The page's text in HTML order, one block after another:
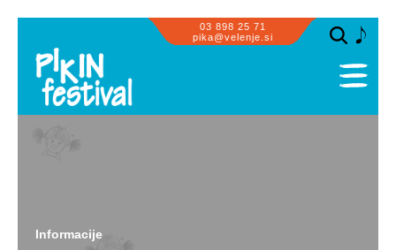
03 898 25 71
pika@velenje.si
SPLOŠNO
Informacije